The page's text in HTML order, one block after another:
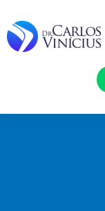
para
conteúdo